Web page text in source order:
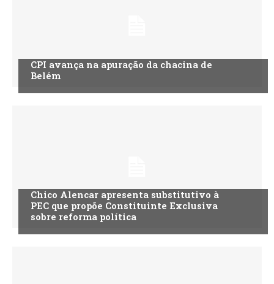
CPI avança na apuração da chacina de
Belém
Chico Alencar apresenta substitutivo à
PEC que propõe Constituinte Exclusiva
sobre reforma política